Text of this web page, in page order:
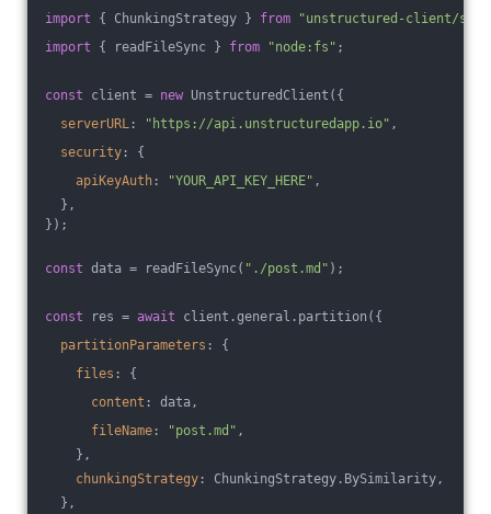
import { ChunkingStrategy } from
"unstructured-client/sdk/
import { readFileSync } from "node:fs" ;
const client = new UnstructuredClient({
serverURL : "https://api.unstructuredapp.io" ,
security : {
apiKeyAuth : "YOUR_API_KEY_HERE" ,
},
});
const data = readFileSync( "./post.md" );
const res = await client.general.partition({
partitionParameters : {
files : {
content : data,
fileName : "post.md" ,
},
chunkingStrategy : ChunkingStrategy.BySimilarity,
},